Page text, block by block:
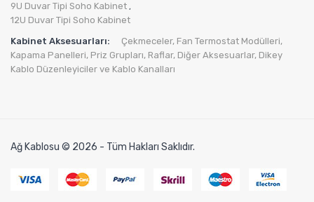
9U Duvar Tipi Soho Kabinet ,
12U Duvar Tipi Soho Kabinet
Kabinet Aksesuarları:
Çekmeceler, Fan Termostat Modülleri,
Kapama Panelleri, Priz Grupları, Raflar, Diğer Aksesuarlar, Dikey
Kablo Düzenleyiciler ve Kablo Kanalları
Ağ Kablosu © 2026 - Tüm Hakları Saklıdır.